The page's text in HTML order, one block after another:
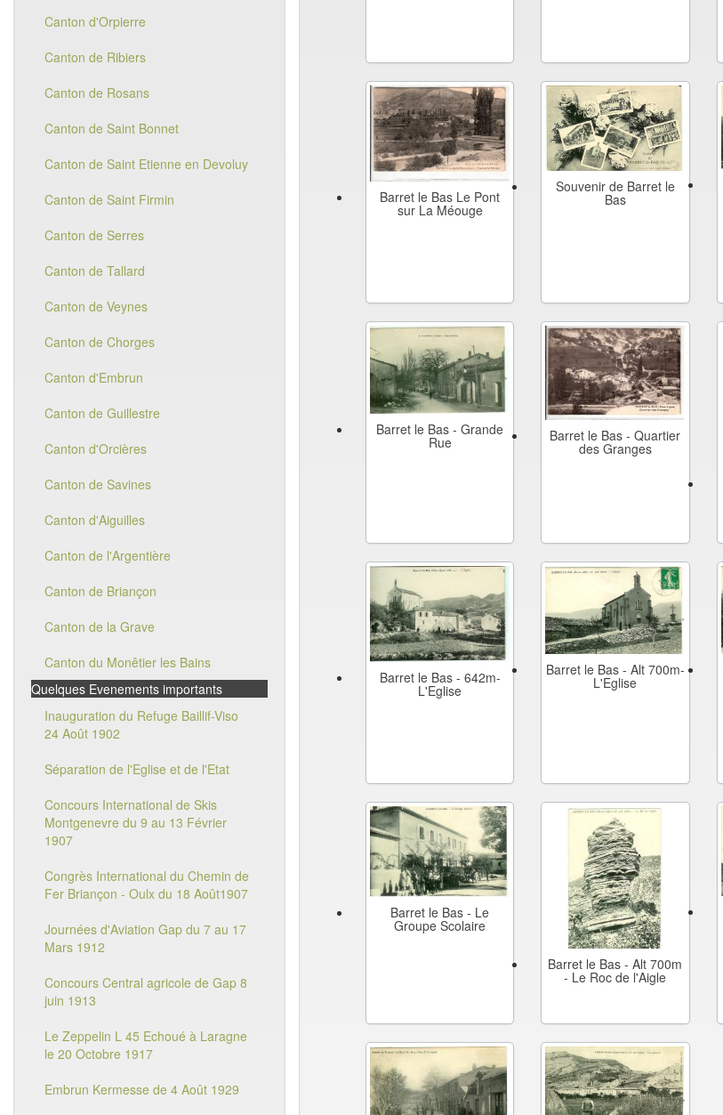
Canton d'Orpierre
Canton de Ribiers
Canton de Rosans
Canton de Saint Bonnet
Canton de Saint Etienne en Devoluy
Canton de Saint Firmin
Canton de Serres
Canton de Tallard
Canton de Veynes
Canton de Chorges
Canton d'Embrun
Canton de Guillestre
Canton d'Orcières
Canton de Savines
Canton d'Aiguilles
Canton de l'Argentière
Canton de Briançon
Canton de la Grave
Canton du Monêtier les Bains
Quelques Evenements importants
Inauguration du Refuge Baillif-Viso
24 Août 1902
Séparation de l'Eglise et de l'Etat
Concours International de Skis
Montgenevre du 9 au 13 Février
1907
Congrès International du Chemin de
Fer Briançon - Oulx du 18 Août1907
Journées d'Aviation Gap du 7 au 17
Mars 1912
Concours Central agricole de Gap 8
juin 1913
Le Zeppelin L 45 Echoué à Laragne
le 20 Octobre 1917
Embrun Kermesse de 4 Août 1929
Barret le Bas Le Pont
sur La Méouge
Souvenir de Barret le
Bas
Barret le Bas - Grande
Rue Barret le Bas - Quartier
des Granges
Barret le Bas - 642m-
L'Eglise
Barret le Bas - Alt 700m-
L'Eglise
Barret le Bas - Le
Groupe Scolaire
Barret le Bas - Alt 700m
- Le Roc de l'Aigle